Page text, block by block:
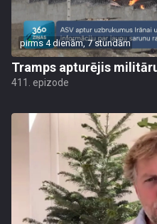
pirms 4 dienām, 7 stundām
Tramps apturējis
411. epizode